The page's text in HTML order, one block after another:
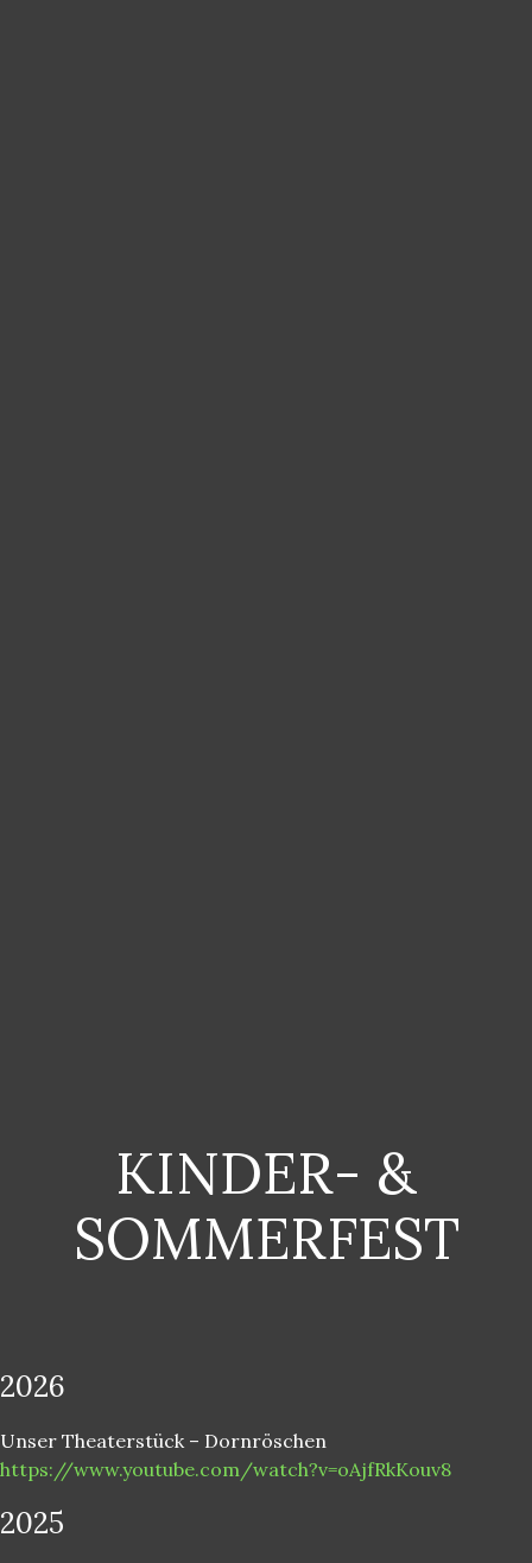
KINDER- &
SOMMERFEST
2026
Unser Theaterstück – Dornröschen
https://www.youtube.com/watch?v=oAjfRkKouv8
2025